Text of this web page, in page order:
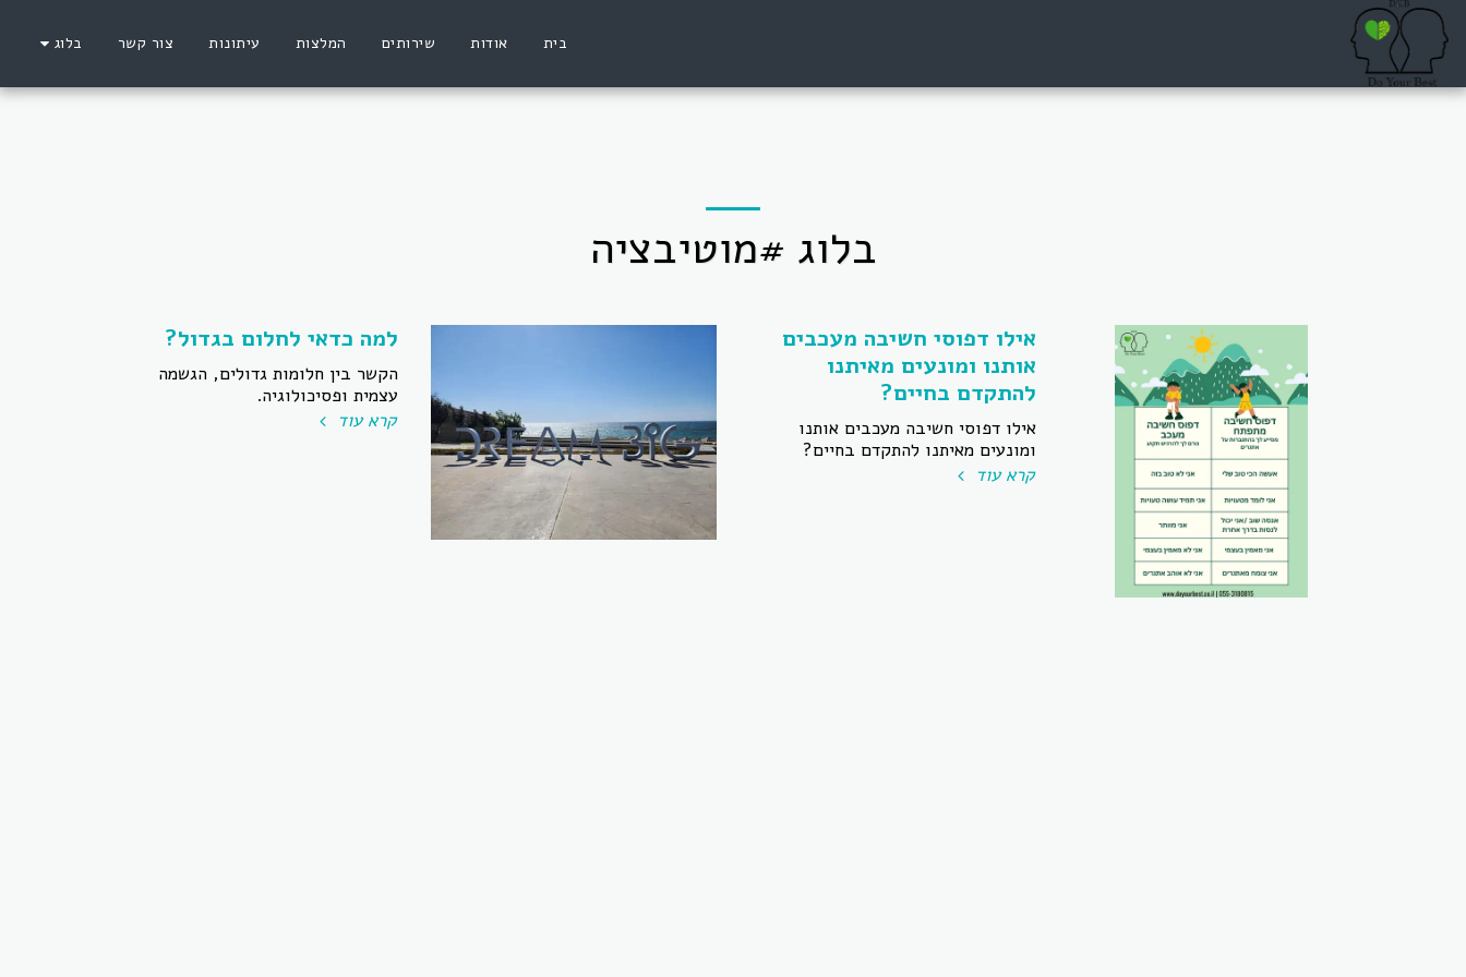
בית אודות שירותים המלצות עיתונות צור קשר בלוג
בלוג #מוטיבציה
אילו דפוסי חשיבה מעכבים
אותנו ומונעים מאיתנו
להתקדם בחיים?
אילו דפוסי חשיבה מעכבים אותנו
ומונעים מאיתנו להתקדם בחיים?
קרא עוד
למה כדאי לחלום בגדול?
הקשר בין חלומות גדולים, הגשמה
עצמית ופסיכולוגיה.
קרא עוד